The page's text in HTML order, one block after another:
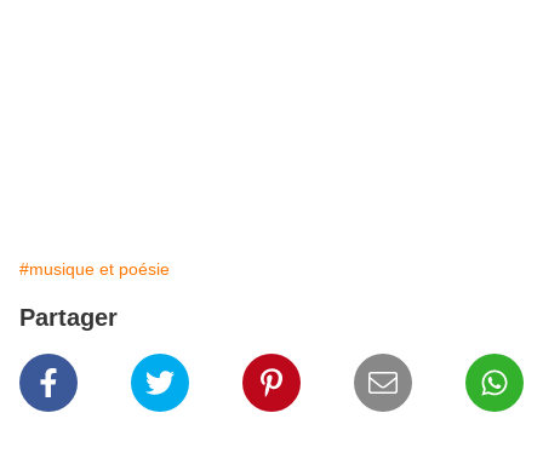
#musique et poésie
Partager